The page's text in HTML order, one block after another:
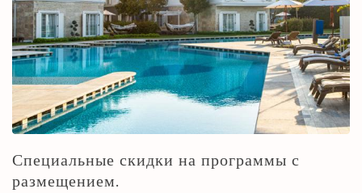
Специальные скидки на программы с
размещением.